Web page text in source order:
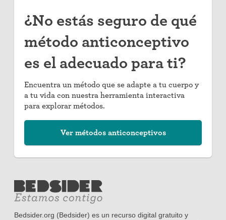
¿No estás seguro de qué
método anticonceptivo
es el adecuado para ti?
Encuentra un método que se adapte a tu cuerpo y
a tu vida con nuestra herramienta interactiva
para explorar métodos.
Ver métodos anticonceptivos
Bedsider.org (Bedsider) es un recurso digital gratuito y